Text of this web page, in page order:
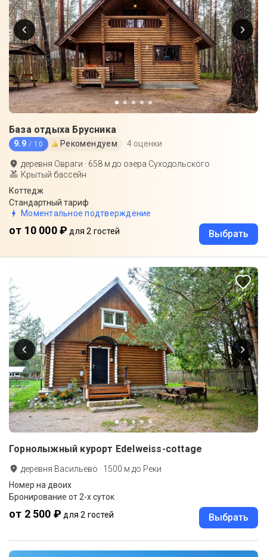
База отдыха Брусника
9.9 / 10 Рекомендуем 4 оценки
деревня Овраги · 658 м до озера Суходольского
Крытый бассейн
Коттедж
Стандартный тариф
Моментальное подтверждение
от 10 000 ₽ для 2 гостей Выбрать
Горнолыжный курорт Edelweiss-cottage
деревня Васильево · 1500 м до Реки
Номер на двоих
Бронирование от 2-х суток
от 2 500 ₽ для 2 гостей Выбрать